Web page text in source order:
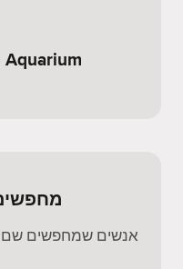
אנשים שמחפשים שם